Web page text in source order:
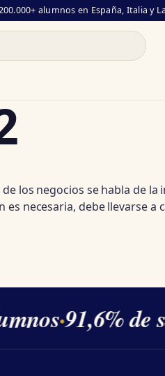
alumnos en España, Italia y
los negocios se habla de la
necesaria, debe llevarse a
·91,6% de